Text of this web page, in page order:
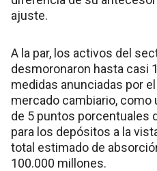
ajuste.
A la par, los activos del
desmoronaron hasta casi
medidas anunciadas por el
mercado cambiario, como
de 5 puntos porcentuales
para los depósitos a la
total estimado de
100.000 millones.